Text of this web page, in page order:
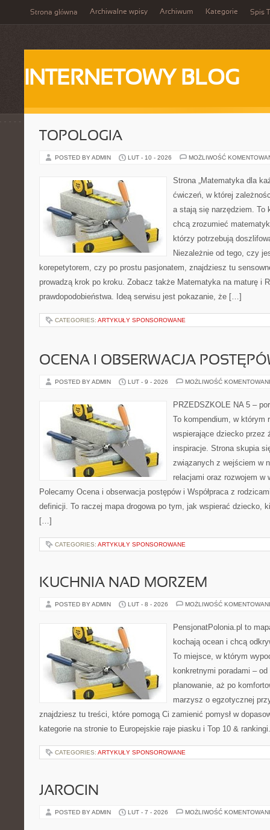
Strona główna Archiwalne wpisy Archiwum Kategorie Spis
INTERNETOWY BLOG
TOPOLOGIA
POSTED BY ADMIN LUT - 10 - 2026 MOŻLIWOŚĆ
Strona „Matematyka dla
ćwiczeń, w której
a stają się narzędziem. To
chcą zrozumieć
którzy potrzebują
Niezależnie od tego, czy
korepetytorem, czy po prostu pasjonatem, znajdziesz tu
prowadzą krok po kroku. Zobacz także Matematyka na maturę i
prawdopodobieństwa. Ideą serwisu jest pokazanie, że […]
CATEGORIES: ARTYKUŁY SPONSOROWANE
OCENA I OBSERWACJA
POSTED BY ADMIN LUT - 9 - 2026 MOŻLIWOŚĆ
PRZEDSZKOLE NA 5 –
To kompendium, w którym
wspierające dziecko przez
inspiracje. Strona skupia
związanych z wejściem w
relacjami oraz rozwojem w
Polecamy Ocena i obserwacja postępów i Współpraca z
definicji. To raczej mapa drogowa po tym, jak wspierać dziecko,
[…]
CATEGORIES: ARTYKUŁY SPONSOROWANE
KUCHNIA NAD MORZEM
POSTED BY ADMIN LUT - 8 - 2026 MOŻLIWOŚĆ
PensjonatPolonia.pl to
kochają ocean i chcą
To miejsce, w którym
konkretnymi poradami –
planowanie, aż po
marzysz o egzotycznej
znajdziesz tu treści, które pomogą Ci zamienić pomysł w
kategorie na stronie to Europejskie raje piasku i Top 10 &
CATEGORIES: ARTYKUŁY SPONSOROWANE
JAROCIN
POSTED BY ADMIN LUT - 7 - 2026 MOŻLIWOŚĆ